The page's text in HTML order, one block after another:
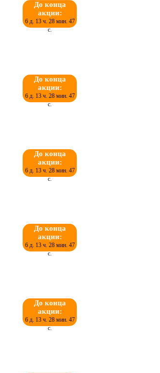
До конца
акции:
6 д. 13 ч. 28 мин. 46
с.
До конца
акции:
6 д. 13 ч. 28 мин. 46
с.
До конца
акции:
6 д. 13 ч. 28 мин. 46
с.
До конца
акции:
6 д. 13 ч. 28 мин. 46
с.
До конца
акции:
6 д. 13 ч. 28 мин. 46
с.